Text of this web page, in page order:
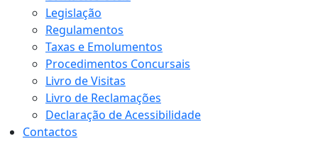
Legislação
Regulamentos
Taxas e Emolumentos
Procedimentos Concursais
Livro de Visitas
Livro de Reclamações
Declaração de Acessibilidade
Contactos